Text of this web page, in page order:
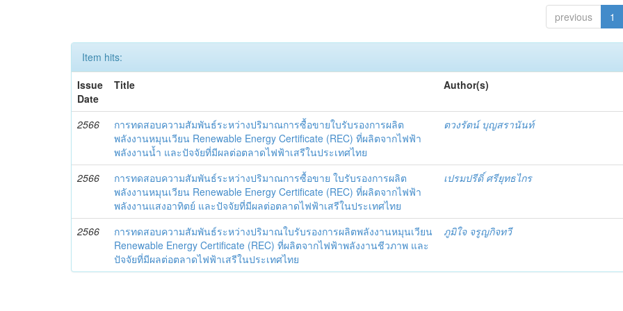
previous 1
Item hits:
Issue
Date
Title Author(s)
2566
การทดสอบความสัมพันธ์ระหว่างปริมาณการซื้อขายใบรับรองการผลิต
พลังงานหมุนเวียน Renewable Energy Certificate (REC) ที่ผลิตจากไฟฟ้า
พลังงานน้ำ และปัจจัยที่มีผลต่อตลาดไฟฟ้าเสรีในประเทศไทย
ตวงรัตน์ บุญสรานันท์
2566
การทดสอบความสัมพันธ์ระหว่างปริมาณการซื้อขาย ใบรับรองการผลิต
พลังงานหมุนเวียน Renewable Energy Certificate (REC) ที่ผลิตจากไฟฟ้า
พลังงานแสงอาทิตย์ และปัจจัยที่มีผลต่อตลาดไฟฟ้าเสรีในประเทศไทย
เปรมปรีดิ์ ศรียุทธไกร
2566
การทดสอบความสัมพันธ์ระหว่างปริมาณใบรับรองการผลิตพลังงานหมุนเวียน
Renewable Energy Certificate (REC) ที่ผลิตจากไฟฟ้าพลังงานชีวภาพ และ
ปัจจัยที่มีผลต่อตลาดไฟฟ้าเสรีในประเทศไทย
ภูมิใจ จรูญกิจทวี